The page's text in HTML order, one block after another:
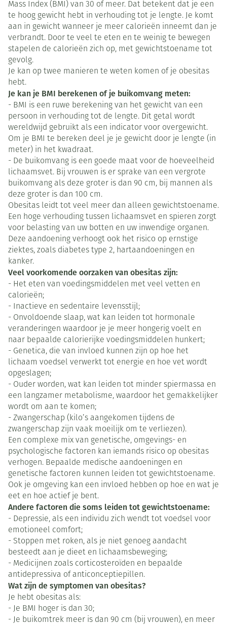
Mass Index (BMI) van 30 of meer. Dat betekent dat je een
te hoog gewicht hebt in verhouding tot je lengte. Je komt
aan in gewicht wanneer je meer calorieën inneemt dan je
verbrandt. Door te veel te eten en te weinig te bewegen
stapelen de calorieën zich op, met gewichtstoename tot
gevolg.
Je kan op twee manieren te weten komen of je obesitas
hebt.
Je kan je BMI berekenen of je buikomvang meten:
- BMI is een ruwe berekening van het gewicht van een
persoon in verhouding tot de lengte. Dit getal wordt
wereldwijd gebruikt als een indicator voor overgewicht.
Om je BMI te bereken deel je je gewicht door je lengte (in
meter) in het kwadraat.
- De buikomvang is een goede maat voor de hoeveelheid
lichaamsvet. Bij vrouwen is er sprake van een vergrote
buikomvang als deze groter is dan 90 cm, bij mannen als
deze groter is dan 100 cm.
Obesitas leidt tot veel meer dan alleen gewichtstoename.
Een hoge verhouding tussen lichaamsvet en spieren zorgt
voor belasting van uw botten en uw inwendige organen.
Deze aandoening verhoogt ook het risico op ernstige
ziektes, zoals diabetes type 2, hartaandoeningen en
kanker.
Veel voorkomende oorzaken van obesitas zijn:
- Het eten van voedingsmiddelen met veel vetten en
calorieën;
- Inactieve en sedentaire levensstijl;
- Onvoldoende slaap, wat kan leiden tot hormonale
veranderingen waardoor je je meer hongerig voelt en
naar bepaalde calorierijke voedingsmiddelen hunkert;
- Genetica, die van invloed kunnen zijn op hoe het
lichaam voedsel verwerkt tot energie en hoe vet wordt
opgeslagen;
- Ouder worden, wat kan leiden tot minder spiermassa en
een langzamer metabolisme, waardoor het gemakkelijker
wordt om aan te komen;
- Zwangerschap (kilo’s aangekomen tijdens de
zwangerschap zijn vaak moeilijk om te verliezen).
Een complexe mix van genetische, omgevings- en
psychologische factoren kan iemands risico op obesitas
verhogen. Bepaalde medische aandoeningen en
genetische factoren kunnen leiden tot gewichtstoename.
Ook je omgeving kan een invloed hebben op hoe en wat je
eet en hoe actief je bent.
Andere factoren die soms leiden tot gewichtstoename:
- Depressie, als een individu zich wendt tot voedsel voor
emotioneel comfort;
- Stoppen met roken, als je niet genoeg aandacht
besteedt aan je dieet en lichaamsbeweging;
- Medicijnen zoals corticosteroïden en bepaalde
antidepressiva of anticonceptiepillen.
Wat zijn de symptomen van obesitas?
Je hebt obesitas als:
- Je BMI hoger is dan 30;
- Je buikomtrek meer is dan 90 cm (bij vrouwen), en meer